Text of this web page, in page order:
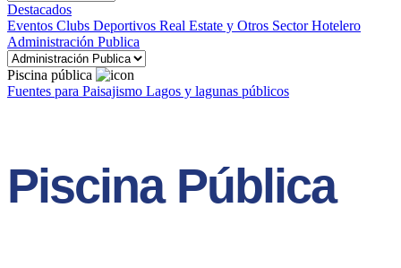
Destacados
Eventos Clubs Deportivos Real Estate y Otros Sector Hotelero
Administración Publica
Piscina pública
Fuentes para Paisajismo Lagos y lagunas públicos
Piscina Pública